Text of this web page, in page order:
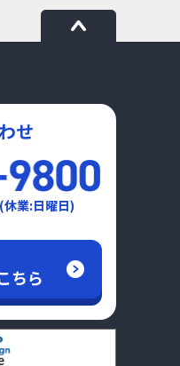
せ
業:日曜日)
ちら